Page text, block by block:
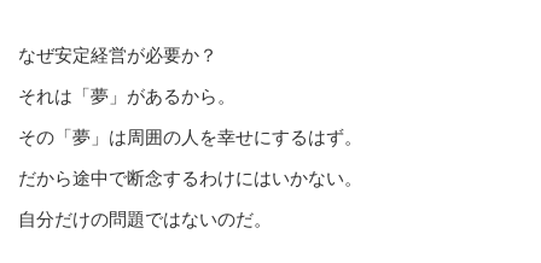
なぜ安定経営が必要か？
それは「夢」があるから。
その「夢」は周囲の人を幸せにするはず。
だから途中で断念するわけにはいかない。
自分だけの問題ではないのだ。